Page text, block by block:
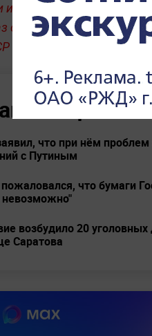
или осуществления
от создания военных
и не являющихся
ещё:
что при нём
с Путиным
что бумаги
невозможно"
возбудило 20
Саратова